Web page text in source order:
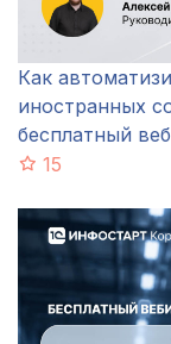
Как
иностранных
бесплатный
15